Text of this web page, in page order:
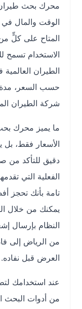
محرك بحث طيران
الوقت والمال في آنٍ
الاستخدام تسمح لك
الطيران العالمية في
حسب السعر، مدة
شركة الطيران
ما يميز محرك بحث
الأسعار فقط، بل يقوم
دقيق للتأكد من صحة
الفعلية التي تقدمها
تامة بأنك تحجز أفضل
يمكنك من خلال التطبيق
النظام بإرسال إشعار
من الرياض إلى
العرض قبل نفاده.
عند استخدامك لتطبيق
من أدوات البحث